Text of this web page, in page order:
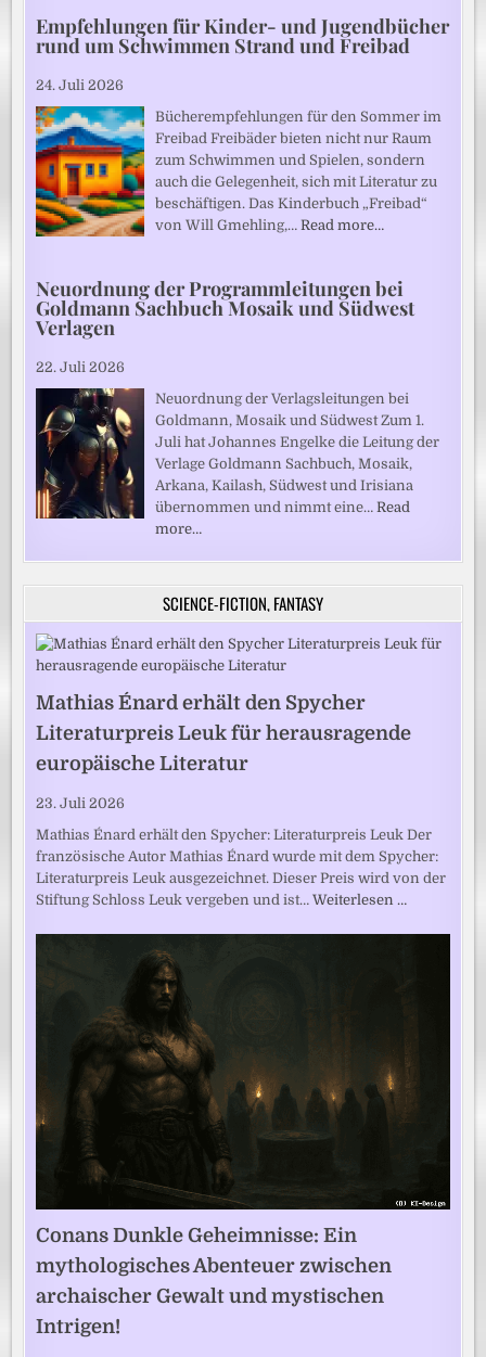
Empfehlungen für Kinder- und Jugendbücher
rund um Schwimmen Strand und Freibad
24. Juli 2026
Bücherempfehlungen für den Sommer im
Freibad Freibäder bieten nicht nur Raum
zum Schwimmen und Spielen, sondern
auch die Gelegenheit, sich mit Literatur zu
beschäftigen. Das Kinderbuch „Freibad“
von Will Gmehling,…Read more…
Neuordnung der Programmleitungen bei
Goldmann Sachbuch Mosaik und Südwest
Verlagen
22. Juli 2026
Neuordnung der Verlagsleitungen bei
Goldmann, Mosaik und Südwest Zum 1.
Juli hat Johannes Engelke die Leitung der
Verlage Goldmann Sachbuch, Mosaik,
Arkana, Kailash, Südwest und Irisiana
übernommen und nimmt eine…Read
more…
SCIENCE-FICTION, FANTASY
Mathias Énard erhält den Spycher
Literaturpreis Leuk für herausragende
europäische Literatur
23. Juli 2026
Mathias Énard erhält den Spycher: Literaturpreis Leuk Der
französische Autor Mathias Énard wurde mit dem Spycher:
Literaturpreis Leuk ausgezeichnet. Dieser Preis wird von der
Stiftung Schloss Leuk vergeben und ist…Weiterlesen …
Conans Dunkle Geheimnisse: Ein
mythologisches Abenteuer zwischen
archaischer Gewalt und mystischen
Intrigen!